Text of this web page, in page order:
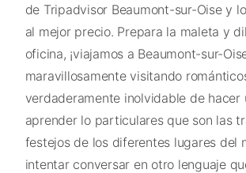
de Tripadvisor Beaumont-sur-Oise y
al mejor precio. Prepara la maleta y
oficina, ¡viajamos a Beaumont-sur-
maravillosamente visitando
verdaderamente inolvidable de hacer
aprender lo particulares que son las
festejos de los diferentes lugares del
intentar conversar en otro lenguaje